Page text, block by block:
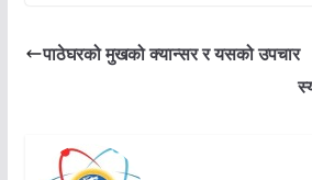
पाठेघरको मुखको क्यान्सर र यसको उपचार